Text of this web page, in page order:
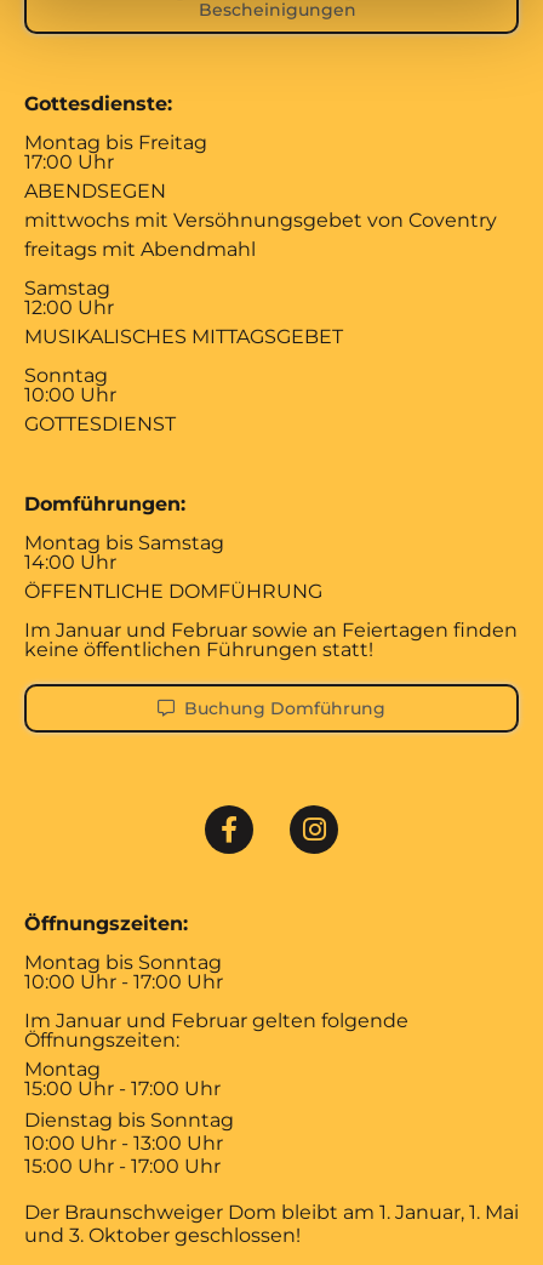
Bescheinigungen
Gottesdienste:
Montag bis Freitag
17:00 Uhr
ABENDSEGEN
mittwochs mit Versöhnungsgebet von Coventry
freitags mit Abendmahl
Samstag
12:00 Uhr
MUSIKALISCHES MITTAGSGEBET
Sonntag
10:00 Uhr
GOTTESDIENST
Domführungen:
Montag bis Samstag
14:00 Uhr
ÖFFENTLICHE DOMFÜHRUNG
Im Januar und Februar sowie an Feiertagen finden
keine öffentlichen Führungen statt!
Buchung Domführung
Öffnungszeiten:
Montag bis Sonntag
10:00 Uhr - 17:00 Uhr
Im Januar und Februar gelten folgende
Öffnungszeiten:
Montag
15:00 Uhr - 17:00 Uhr
Dienstag bis Sonntag
10:00 Uhr - 13:00 Uhr
15:00 Uhr - 17:00 Uhr
Der Braunschweiger Dom bleibt am 1. Januar, 1. Mai
und 3. Oktober geschlossen!